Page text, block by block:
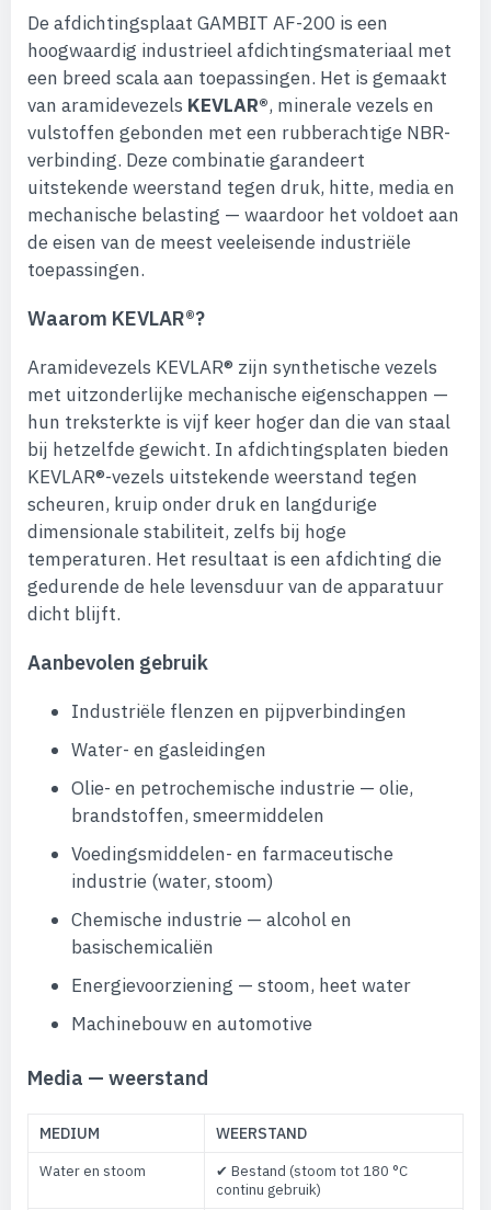
De afdichtingsplaat GAMBIT AF-200 is een
hoogwaardig industrieel afdichtingsmateriaal met
een breed scala aan toepassingen. Het is gemaakt
van aramidevezels KEVLAR®, minerale vezels en
vulstoffen gebonden met een rubberachtige NBR-
verbinding. Deze combinatie garandeert
uitstekende weerstand tegen druk, hitte, media en
mechanische belasting — waardoor het voldoet aan
de eisen van de meest veeleisende industriële
toepassingen.
Waarom KEVLAR®?
Aramidevezels KEVLAR® zijn synthetische vezels
met uitzonderlijke mechanische eigenschappen —
hun treksterkte is vijf keer hoger dan die van staal
bij hetzelfde gewicht. In afdichtingsplaten bieden
KEVLAR®-vezels uitstekende weerstand tegen
scheuren, kruip onder druk en langdurige
dimensionale stabiliteit, zelfs bij hoge
temperaturen. Het resultaat is een afdichting die
gedurende de hele levensduur van de apparatuur
dicht blijft.
Aanbevolen gebruik
Industriële flenzen en pijpverbindingen
Water- en gasleidingen
Olie- en petrochemische industrie — olie,
brandstoffen, smeermiddelen
Voedingsmiddelen- en farmaceutische
industrie (water, stoom)
Chemische industrie — alcohol en
basischemicaliën
Energievoorziening — stoom, heet water
Machinebouw en automotive
Media — weerstand
MEDIUM WEERSTAND
Water en stoom
✔ Bestand (stoom tot 180 °C
continu gebruik)